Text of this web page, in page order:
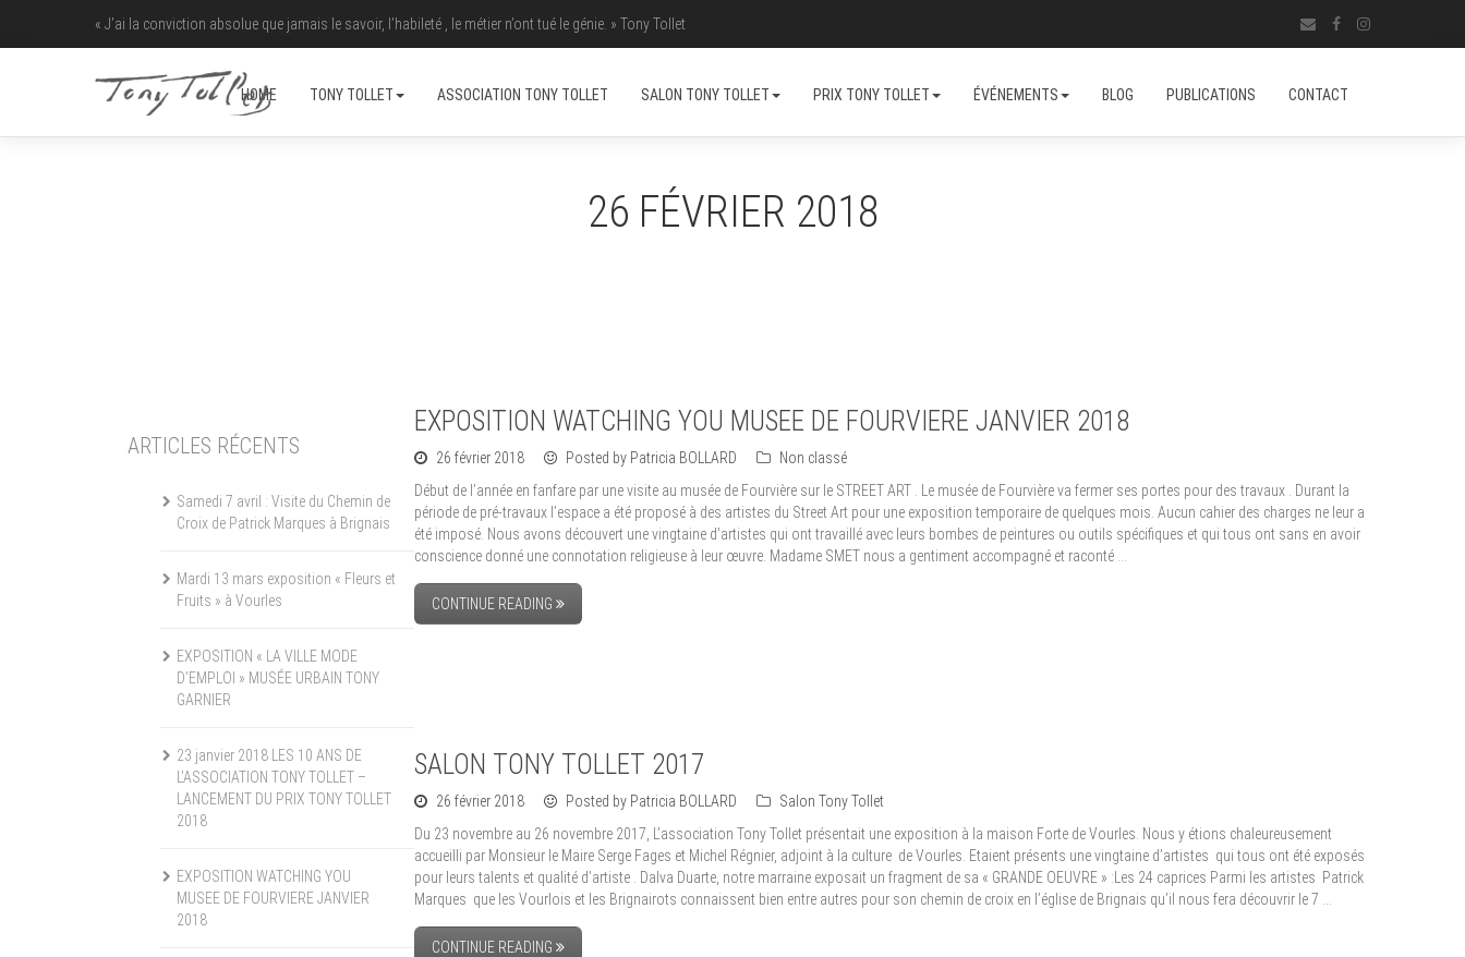
« J’ai la conviction absolue que jamais le savoir, l’habileté , le métier n’ont tué le génie. » Tony Tollet
HOME TONY TOLLET ASSOCIATION TONY TOLLET SALON TONY TOLLET PRIX TONY TOLLET ÉVÉNEMENTS BLOG PUBLICATIONS CONTACT
26 FÉVRIER 2018
EXPOSITION WATCHING YOU MUSEE DE FOURVIERE JANVIER 2018
26 février 2018 Posted by Patricia BOLLARD
Non classé
Début de l’année en fanfare par une visite au musée de Fourvière sur le STREET ART . Le musée de Fourvière va fermer ses portes pour des travaux . Durant la
période de pré-travaux l’espace a été proposé à des artistes du Street Art pour une exposition temporaire de quelques mois. Aucun cahier des charges ne leur a
été imposé. Nous avons découvert une vingtaine d’artistes qui ont travaillé avec leurs bombes de peintures ou outils spécifiques et qui tous ont sans en avoir
conscience donné une connotation religieuse à leur œuvre. Madame SMET nous a gentiment accompagné et raconté …
CONTINUE READING
SALON TONY TOLLET 2017
26 février 2018 Posted by Patricia BOLLARD
Salon Tony Tollet
Du 23 novembre au 26 novembre 2017, L’association Tony Tollet présentait une exposition à la maison Forte de Vourles. Nous y étions chaleureusement
accueilli par Monsieur le Maire Serge Fages et Michel Régnier, adjoint à la culture de Vourles. Etaient présents une vingtaine d’artistes qui tous ont été exposés
pour leurs talents et qualité d’artiste . Dalva Duarte, notre marraine exposait un fragment de sa « GRANDE OEUVRE » :Les 24 caprices Parmi les artistes Patrick
Marques que les Vourlois et les Brignairots connaissent bien entre autres pour son chemin de croix en l’église de Brignais qu’il nous fera découvrir le 7 …
CONTINUE READING
ARTICLES RÉCENTS
Samedi 7 avril : Visite du Chemin de
Croix de Patrick Marques à Brignais
Mardi 13 mars exposition « Fleurs et
Fruits » à Vourles
EXPOSITION « LA VILLE MODE
D’EMPLOI » MUSÉE URBAIN TONY
GARNIER
23 janvier 2018 LES 10 ANS DE
L’ASSOCIATION TONY TOLLET –
LANCEMENT DU PRIX TONY TOLLET
2018
EXPOSITION WATCHING YOU
MUSEE DE FOURVIERE JANVIER
2018